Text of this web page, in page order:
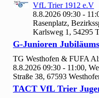
VfL Trier 1912 e.V
8.8.2026 09:30 -
Rasenplatz,
Karlsweg 1, 54295
G-Junioren
TG Westhofen & FUFA
8.8.2026 09:30 - 11:00,
Straße 38, 67593
TACT VfL Trier